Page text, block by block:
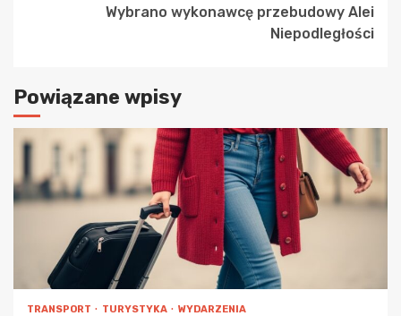
Wybrano wykonawcę przebudowy Alei
Niepodległości
Powiązane wpisy
TRANSPORT TURYSTYKA WYDARZENIA